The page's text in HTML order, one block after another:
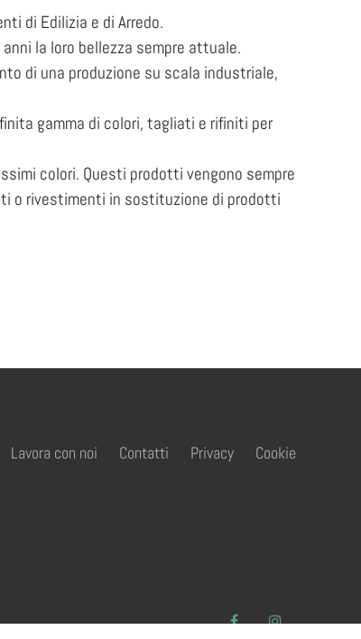
di Edilizia e di Arredo.
la loro bellezza sempre attuale.
di una produzione su scala industriale,
gamma di colori, tagliati e rifiniti per
colori. Questi prodotti vengono sempre
o rivestimenti in sostituzione di prodotti
Lavora con noi Contatti Privacy Cookie